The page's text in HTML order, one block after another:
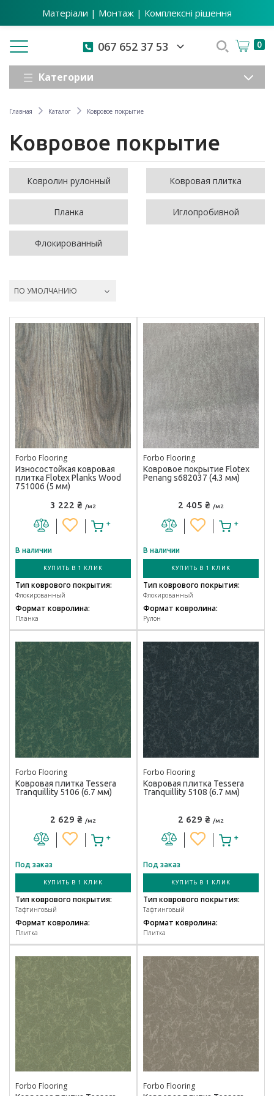
Матеріали | Монтаж | Комплексні рішення
Toggle navigation 067 652 37 53 0
Категории
Главная Каталог Ковровое покрытие
Ковровое покрытие
Ковролин рулонный Ковровая плитка
Планка Иглопробивной
Флокированный
ПО УМОЛЧАНИЮ
Forbo Flooring
Износостойкая ковровая
плитка Flotex Planks Wood
751006 (5 мм)
3 222 ₴ /м2
В наличии
КУПИТЬ В 1 КЛИК
Тип коврового покрытия:
Флокированный
Формат ковролина:
Планка
Forbo Flooring
Ковровое покрытие Flotex
Penang s682037 (4.3 мм)
2 405 ₴ /м2
В наличии
КУПИТЬ В 1 КЛИК
Тип коврового покрытия:
Флокированный
Формат ковролина:
Рулон
Forbo Flooring
Ковровая плитка Tessera
Tranquillity 5106 (6.7 мм)
2 629 ₴ /м2
Под заказ
КУПИТЬ В 1 КЛИК
Тип коврового покрытия:
Тафтинговый
Формат ковролина:
Плитка
Forbo Flooring
Ковровая плитка Tessera
Tranquillity 5108 (6.7 мм)
2 629 ₴ /м2
Под заказ
КУПИТЬ В 1 КЛИК
Тип коврового покрытия:
Тафтинговый
Формат ковролина:
Плитка
Forbo Flooring Forbo Flooring